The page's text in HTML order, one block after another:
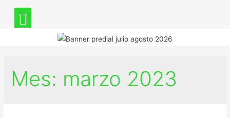
Mes: marzo 2023